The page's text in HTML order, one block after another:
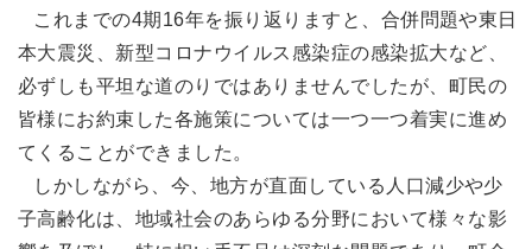
これまでの4期16年を振り返りますと、合併問題や東日
本大震災、新型コロナウイルス感染症の感染拡大など、
必ずしも平坦な道のりではありませんでしたが、町民の
皆様にお約束した各施策については一つ一つ着実に進め
てくることができました。
しかしながら、今、地方が直面している人口減少や少
子高齢化は、地域社会のあらゆる分野において様々な影